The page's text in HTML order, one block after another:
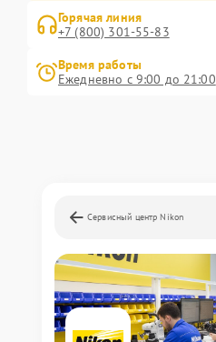
Горячая линия
+7 (800) 301-55-83
Время работы
Ежедневно с 9:00 до 21:00
Сервисный центр Nikon